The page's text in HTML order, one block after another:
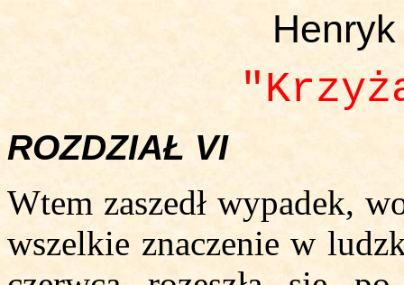
ROZDZIAŁ VI
Wtem zaszedł wypadek,
wszelkie znaczenie w